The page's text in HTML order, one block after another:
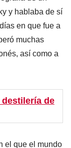
y hablaba de sí
en que fue a
muchas
así como a
destilería de
el que el mundo